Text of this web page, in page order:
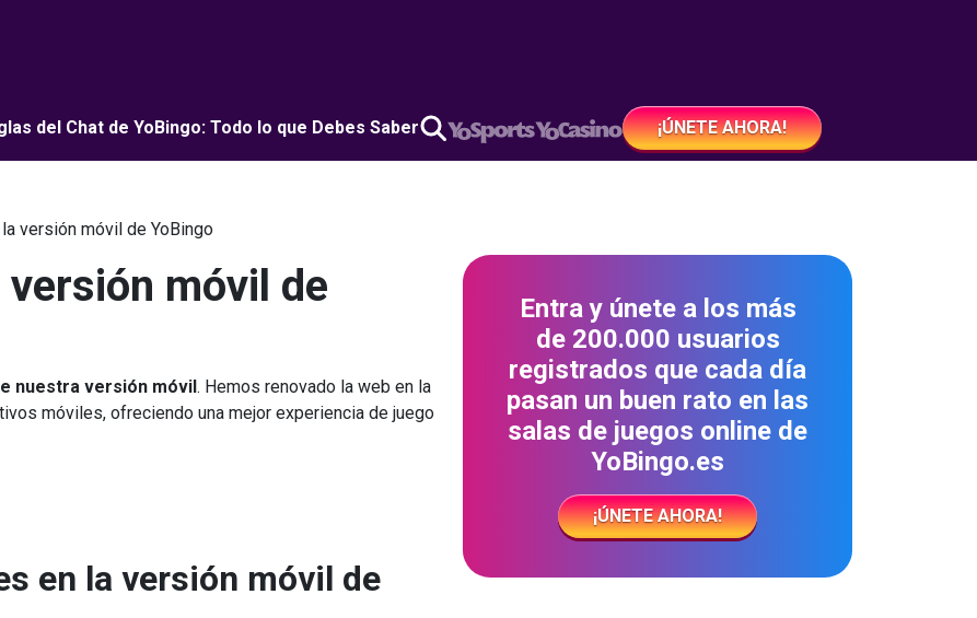
del Chat de YoBingo: Todo lo que Debes Saber ¡ÚNETE AHORA!
versión móvil de YoBingo
móvil de
nuestra versión móvil. Hemos renovado la web en la
móviles, ofreciendo una mejor experiencia de juego
en la versión móvil de
Entra y únete a los más
de 200.000 usuarios
registrados que cada día
pasan un buen rato en las
salas de juegos online de
YoBingo.es
¡ÚNETE AHORA!